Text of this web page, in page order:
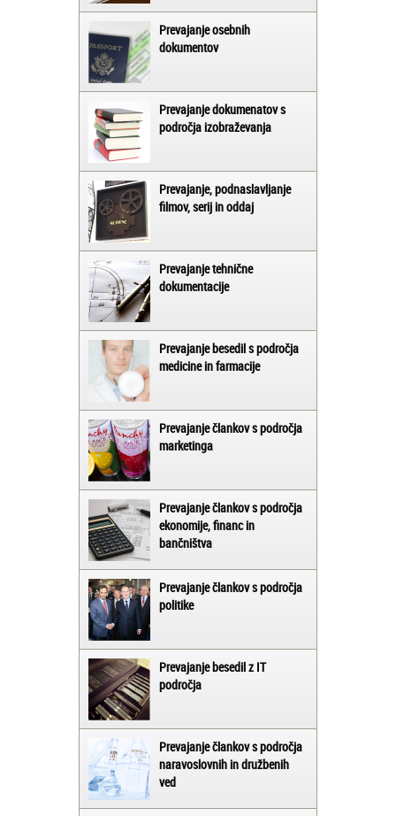
Prevajanje osebnih
dokumentov
Prevajanje dokumenatov s
področja izobraževanja
Prevajanje, podnaslavljanje
filmov, serij in oddaj
Prevajanje tehnične
dokumentacije
Prevajanje besedil s področja
medicine in farmacije
Prevajanje člankov s področja
marketinga
Prevajanje člankov s področja
ekonomije, financ in
bančništva
Prevajanje člankov s področja
politike
Prevajanje besedil z IT
področja
Prevajanje člankov s področja
naravoslovnih in družbenih
ved